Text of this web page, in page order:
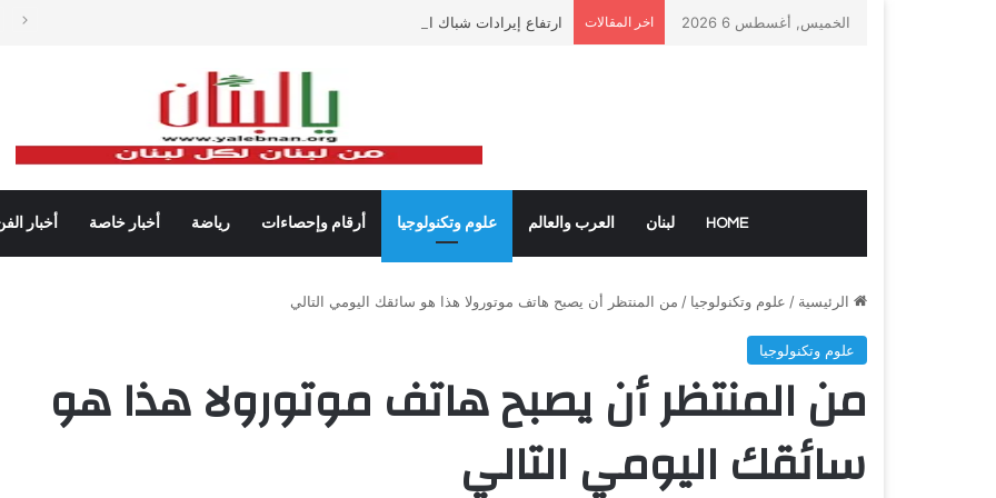
الخميس, أغسطس 6 2026 اخر المقالات ارتفاع إيرادات شباك التذاكر في أميركا رغم تراجع عدد مرتادي دور السينما
HOME لبنان العرب والعالم علوم وتكنولوجيا أرقام وإحصاءات رياضة أخبار خاصة أخبار
الرئيسية / علوم وتكنولوجيا / من المنتظر أن يصبح هاتف موتورولا هذا هو سائقك اليومي التالي
علوم وتكنولوجيا
من المنتظر أن يصبح هاتف موتورولا هذا هو
سائقك اليومي التالي